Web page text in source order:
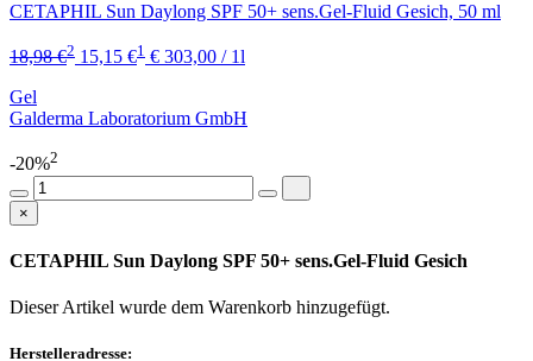
CETAPHIL Sun Daylong SPF 50+ sens.Gel-Fluid Gesich, 50 ml
18,98 €2 15,15 €1 € 303,00 / 1l
Gel
Galderma Laboratorium GmbH
-20%2
×
CETAPHIL Sun Daylong SPF 50+ sens.Gel-Fluid Gesich
Dieser Artikel wurde dem Warenkorb hinzugefügt.
Herstelleradresse: